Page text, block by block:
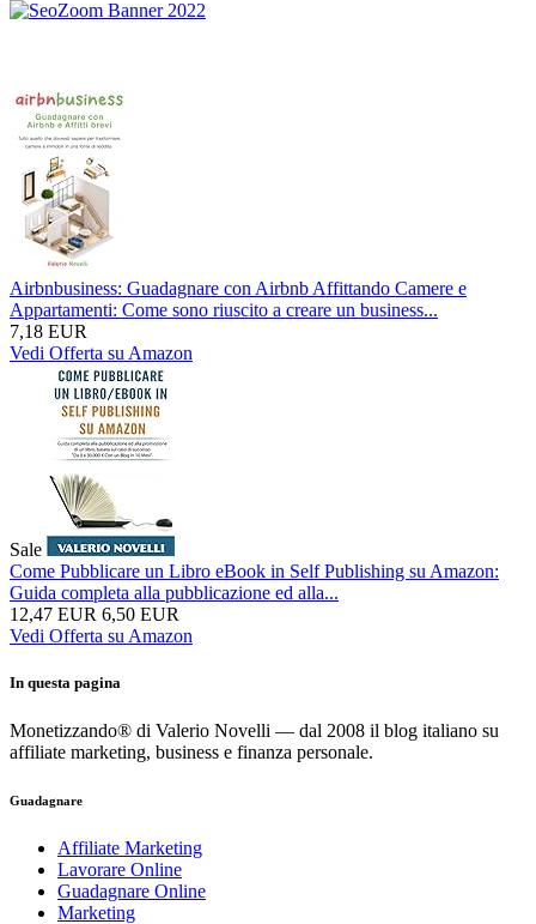
Airbnbusiness: Guadagnare con Airbnb Affittando Camere e
Appartamenti: Come sono riuscito a creare un business...
7,18 EUR
Vedi Offerta su Amazon
Sale
Come Pubblicare un Libro eBook in Self Publishing su Amazon:
Guida completa alla pubblicazione ed alla...
12,47 EUR 6,50 EUR
Vedi Offerta su Amazon
In questa pagina
Monetizzando® di Valerio Novelli — dal 2008 il blog italiano su
affiliate marketing, business e finanza personale.
Guadagnare
Affiliate Marketing
Lavorare Online
Guadagnare Online
Marketing